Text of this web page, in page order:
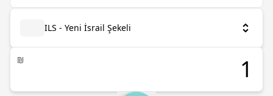
ILS - Yeni İsrail Şekeli
₪